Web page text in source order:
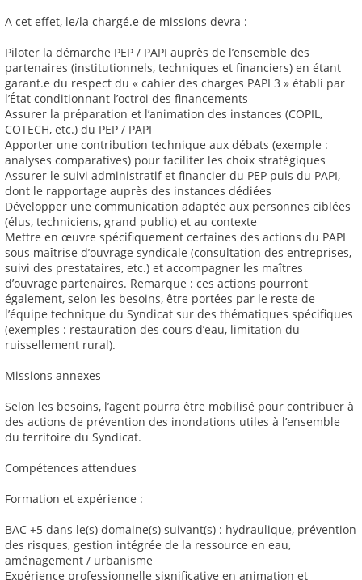
A cet effet, le/la chargé.e de missions devra :
Piloter la démarche PEP / PAPI auprès de l’ensemble des
partenaires (institutionnels, techniques et financiers) en étant
garant.e du respect du « cahier des charges PAPI 3 » établi par
l’État conditionnant l’octroi des financements
Assurer la préparation et l’animation des instances (COPIL,
COTECH, etc.) du PEP / PAPI
Apporter une contribution technique aux débats (exemple :
analyses comparatives) pour faciliter les choix stratégiques
Assurer le suivi administratif et financier du PEP puis du PAPI,
dont le rapportage auprès des instances dédiées
Développer une communication adaptée aux personnes ciblées
(élus, techniciens, grand public) et au contexte
Mettre en œuvre spécifiquement certaines des actions du PAPI
sous maîtrise d’ouvrage syndicale (consultation des entreprises,
suivi des prestataires, etc.) et accompagner les maîtres
d’ouvrage partenaires. Remarque : ces actions pourront
également, selon les besoins, être portées par le reste de
l’équipe technique du Syndicat sur des thématiques spécifiques
(exemples : restauration des cours d’eau, limitation du
ruissellement rural).
Missions annexes
Selon les besoins, l’agent pourra être mobilisé pour contribuer à
des actions de prévention des inondations utiles à l’ensemble
du territoire du Syndicat.
Compétences attendues
Formation et expérience :
BAC +5 dans le(s) domaine(s) suivant(s) : hydraulique, prévention
des risques, gestion intégrée de la ressource en eau,
aménagement / urbanisme
Expérience professionnelle significative en animation et